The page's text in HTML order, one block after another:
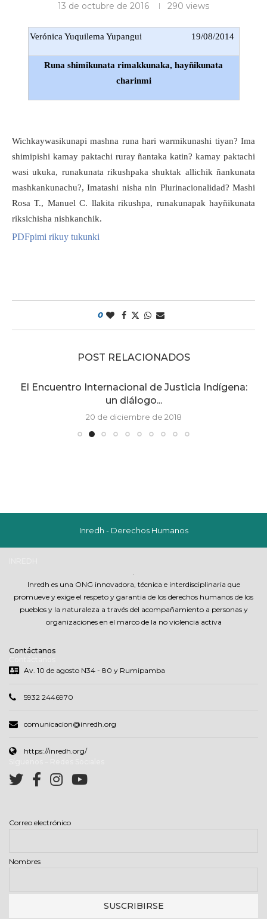
13 de octubre de 2016 290 views
Verónica Yuquilema Yupangui 19/08/2014
Runa shimikunata rimakkunaka, hayñikunata
charinmi
Wichkaywasikunapi mashna runa hari warmikunashi tiyan? Ima
shimipishi kamay paktachi ruray ñantaka katin? kamay paktachi
wasi ukuka, runakunata rikushpaka shuktak allichik ñankunata
mashkankunachu?, Imatashi nisha nin Plurinacionalidad? Mashi
Rosa T., Manuel C. llakita rikushpa, runakunapak hayñikunata
riksichisha nishkanchik.
PDFpimi rikuy tukunki
0
POST RELACIONADOS
El Encuentro Internacional de Justicia Indígena:
un diálogo...
20 de diciembre de 2018
Inredh - Derechos Humanos
.
Inredh es una ONG innovadora, técnica e interdisciplinaria que
promueve y exige el respeto y garantia de los derechos humanos de los
pueblos y la naturaleza a través del acompañamiento a personas y
organizaciones en el marco de la no violencia activa
Contáctanos
Av. 10 de agosto N34 - 80 y Rumipamba
5932 2446970
comunicacion@inredh.org
https://inredh.org/
Correo electrónico
Nombres